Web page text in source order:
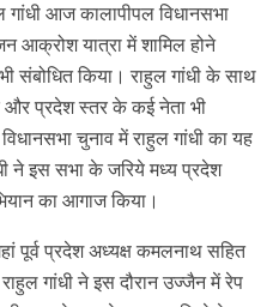
गांधी आज कालापीपल विधानसभा
आक्रोश यात्रा में शामिल होने
संबोधित किया। राहुल गांधी के साथ
और प्रदेश स्तर के कई नेता भी
चुनाव में राहुल गांधी का यह
ने इस सभा के जरिये मध्य प्रदेश
का आगाज किया।
पूर्व प्रदेश अध्यक्ष कमलनाथ सहित
गांधी ने इस दौरान उज्जैन में रेप